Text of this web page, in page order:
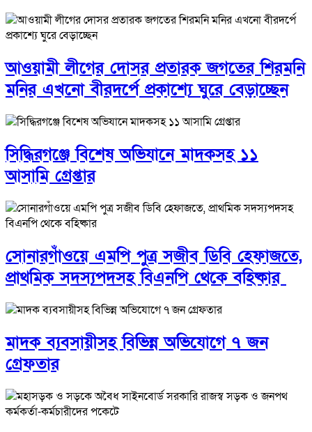
আওয়ামী লীগের দোসর প্রতারক জগতের শিরমনি
মনির এখনো বীরদর্পে প্রকাশ্যে ঘুরে বেড়াচ্ছেন
সিদ্ধিরগঞ্জে বিশেষ অভিযানে মাদকসহ ১১
আসামি গ্রেপ্তার
সোনারগাঁওয়ে এমপি পুত্র সজীব ডিবি হেফাজতে,
প্রাথমিক সদস্যপদসহ বিএনপি থেকে বহিষ্কার
মাদক ব্যবসায়ীসহ বিভিন্ন অভিযোগে ৭ জন
গ্রেফতার